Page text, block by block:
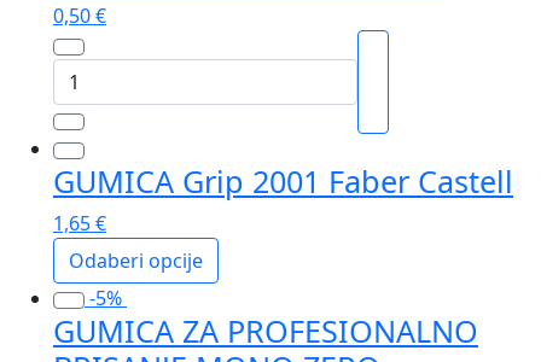
0,50€
GUMICA
7070
Faber
Castell
količina
GUMICA Grip 2001 Faber Castell
1,65€
Odaberi opcije
Ovaj
proizvod
ima
-5%
GUMICA ZA PROFESIONALNO